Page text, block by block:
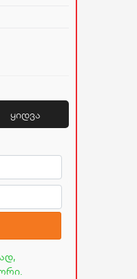
ყიდვა